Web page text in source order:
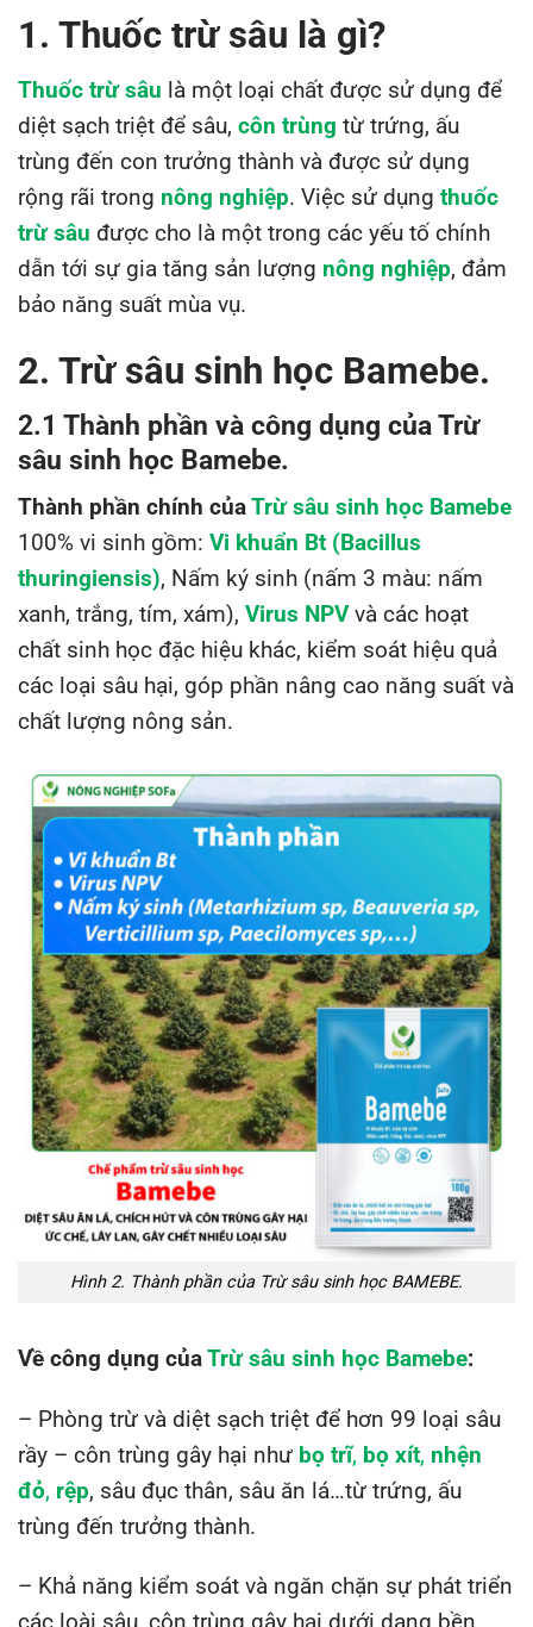
1. Thuốc trừ sâu là gì?
Thuốc trừ sâu là một loại chất được sử dụng để
diệt sạch triệt để sâu, côn trùng từ trứng, ấu
trùng đến con trưởng thành và được sử dụng
rộng rãi trong nông nghiệp. Việc sử dụng thuốc
trừ sâu được cho là một trong các yếu tố chính
dẫn tới sự gia tăng sản lượng nông nghiệp, đảm
bảo năng suất mùa vụ.
2. Trừ sâu sinh học Bamebe.
2.1 Thành phần và công dụng của Trừ
sâu sinh học Bamebe.
Thành phần chính củaTrừ sâu sinh học Bamebe
100% vi sinh gồm: Vi khuẩn Bt (Bacillus
thuringiensis), Nấm ký sinh (nấm 3 màu: nấm
xanh, trắng, tím, xám), Virus NPVvà các hoạt
chất sinh học đặc hiệu khác, kiểm soát hiệu quả
các loại sâu hại, góp phần nâng cao năng suất và
chất lượng nông sản.
Hình 2. Thành phần của Trừ sâu sinh học BAMEBE.
Về công dụng củaTrừ sâu sinh học Bamebe:
– Phòng trừ và diệt sạch triệt để hơn 99 loại sâu
rầy – côn trùng gây hại như bọ trĩ, bọ xít, nhện
đỏ, rệp, sâu đục thân, sâu ăn lá…từ trứng, ấu
trùng đến trưởng thành.
– Khả năng kiểm soát và ngăn chặn sự phát triển